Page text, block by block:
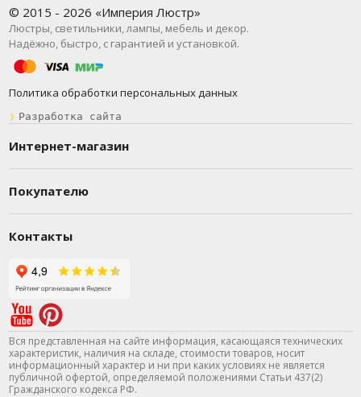
брендов. В наличии более 0 наименований — и
всё это с быстрой доставкой по Москве и всей
России.
Конвертеры представлены в подкатегориях:
Светодиодные ленты › Драйверы ›
Комплектующие для светодиодных лент.
Минимальная цена на товар в данной
категории — от 0 руб. ₽, что делает предложения
доступными для широкого круга покупателей.
за новыми тенденциями в мире освещения и
предлагаем только актуальные решения.
описанием, техническими характеристиками и
фотографиями. При необходимости вы можете
получить консультацию у наших специалистов
— просто позвоните по телефону +7 (985) 923-45-
45, и мы поможем подобрать идеальное
решение именно под ваши задачи. Сделайте
освещение функциональным, современным и
энергоэффективным — выбирайте Конвертеры в
© 2015 - 2026 «Империя Люстр»
Люстры, светильники, лампы, мебель и декор.
Надёжно, быстро, с гарантией и установкой.
Политика обработки персональных данных
❯ Разработка сайта
Интернет-магазин
Покупателю
Контакты
Вся представленная на сайте информация, касающаяся технических
характеристик, наличия на складе, стоимости товаров, носит
информационный характер и ни при каких условиях не является
публичной офертой, определяемой положениями Статьи 437(2)
Гражданского кодекса РФ.